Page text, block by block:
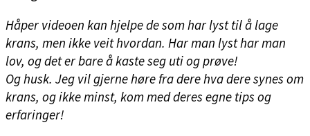
Håper videoen kan hjelpe de som har lyst til å lage
krans, men ikke veit hvordan. Har man lyst har man
lov, og det er bare å kaste seg uti og prøve!
Og husk. Jeg vil gjerne høre fra dere hva dere synes om
krans, og ikke minst, kom med deres egne tips og
erfaringer!